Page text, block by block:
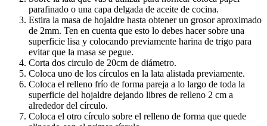
parafinado o una capa delgada de aceite de cocina.
Estira la masa de hojaldre hasta obtener un grosor aproximado
de 2mm. Ten en cuenta que esto lo debes hacer sobre una
superficie lisa y colocando previamente harina de trigo para
evitar que la masa se pegue.
Corta dos circulo de 20cm de diámetro.
Coloca uno de los círculos en la lata alistada previamente.
Coloca el relleno frío de forma pareja a lo largo de toda la
superficie del hojaldre dejando libres de relleno 2 cm a
alrededor del círculo.
Coloca el otro círculo sobre el relleno de forma que quede